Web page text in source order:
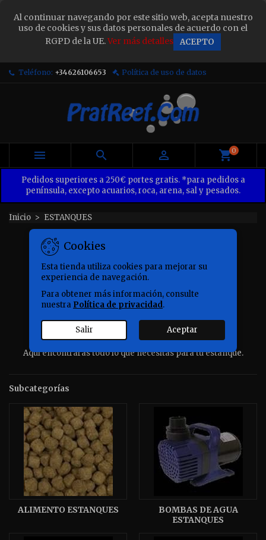
Al continuar navegando por este sitio web, acepta nuestro
uso de cookies y sus datos personales de acuerdo con el
RGPD de la UE.Ver más detalles ACEPTO
Teléfono: +34626106653 Política de uso de datos
   0
Pedidos superiores a 250€ portes gratis. *para pedidos a
península, excepto acuarios, roca, arena, sal y pesados.
Inicio ESTANQUES
ESTANQUES
Aquí encontraras todo lo que necesitas para tu estanque.
Subcategorías
ALIMENTO ESTANQUES
BOMBAS DE AGUA
ESTANQUES
Cookies
Esta tienda utiliza cookies para mejorar su
experiencia de navegación.
Para obtener más información, consulte
nuestra Política de privacidad.
Salir Aceptar
Sign in ×
You need to be logged in to save products in your
wish list.